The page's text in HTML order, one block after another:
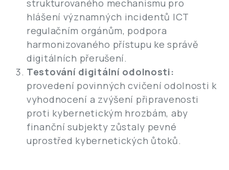
strukturovaného mechanismu pro
hlášení významných incidentů ICT
regulačním orgánům, podpora
harmonizovaného přístupu ke správě
digitálních přerušení.
Testování digitální odolnosti:
provedení povinných cvičení odolnosti k
vyhodnocení a zvýšení připravenosti
proti kybernetickým hrozbám, aby
finanční subjekty zůstaly pevné
uprostřed kybernetických ůtoků.